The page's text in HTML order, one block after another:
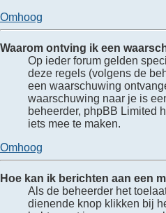
Omhoog
Waarom ontving ik een
Op ieder forum gelden
deze regels (volgens de
een waarschuwing
waarschuwing naar je is
beheerder, phpBB Limited
iets mee te maken.
Omhoog
Hoe kan ik berichten aan een
Als de beheerder het
dienende knop klikken bij